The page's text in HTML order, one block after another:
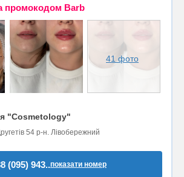
промокодом Barb
41 фото
"Cosmetology"
54 р-н. Лівобережний
(095) 943..показати номер